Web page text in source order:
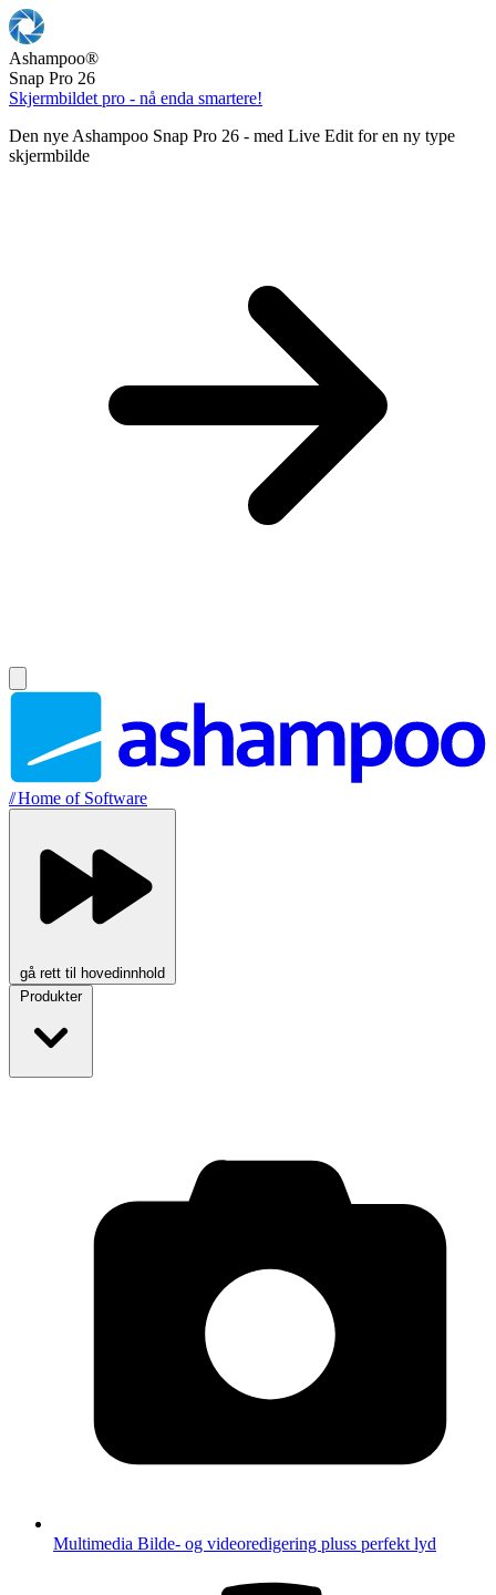
Ashampoo®
Snap Pro 26
Skjermbildet pro - nå enda smartere!
Den nye Ashampoo Snap Pro 26 - med Live Edit for en ny type
skjermbilde
//Home of Software
gå rett til hovedinnhold
Produkter
Multimedia Bilde- og videoredigering pluss perfekt lyd